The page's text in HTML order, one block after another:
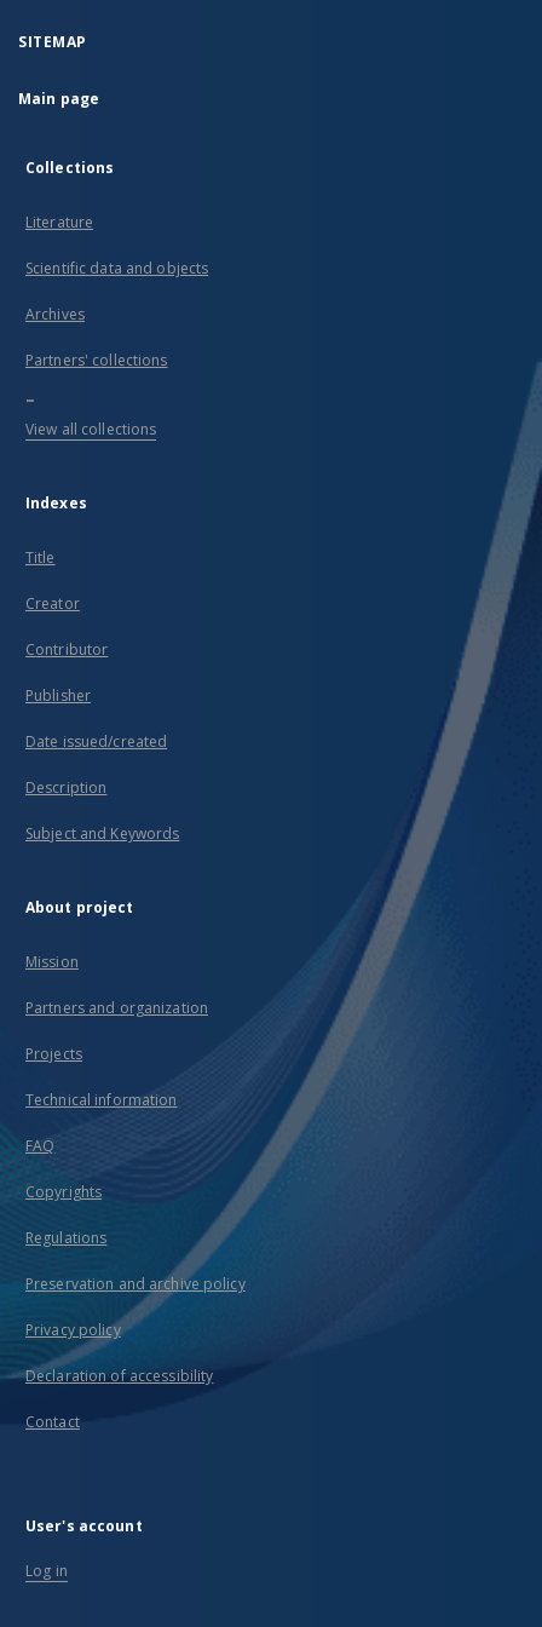
SITEMAP
Main page
Collections
Literature
Scientific data and objects
Archives
Partners' collections
...
View all collections
Indexes
Title
Creator
Contributor
Publisher
Date issued/created
Description
Subject and Keywords
About project
Mission
Partners and organization
Projects
Technical information
FAQ
Copyrights
Regulations
Preservation and archive policy
Privacy policy
Declaration of accessibility
Contact
User's account
Log in